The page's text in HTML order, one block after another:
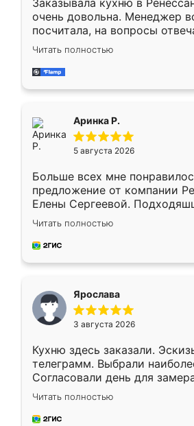
Заказывала кухню в
очень довольна. Менеджер
посчитала, на вопросы
Замерщик приехал в
делу со всей
за день, ребята работали
Читать полностью
Аринка Р.
5 августа 2026
Больше всех мне
предложение от компании
Елены Сергеевой.
короткие сроки
для замера сотрудник
предложил по моему эскизу
Читать полностью
Ярослава
3 августа 2026
Кухню здесь заказали.
телеграмм. Выбрали
Согласовали день для
недели кухня была уже
довольны работой. Спасибо
мебель за качественную
Читать полностью